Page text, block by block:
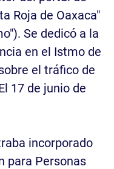
Roja de Oaxaca"
Se dedicó a la
en el Istmo de
el tráfico de
17 de junio de
incorporado
para Personas